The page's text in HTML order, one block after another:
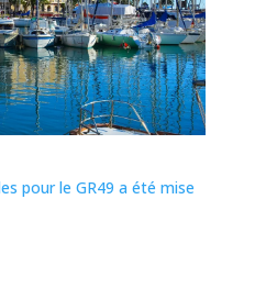
pour le GR49 a été mise